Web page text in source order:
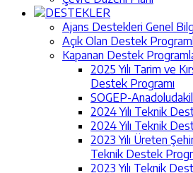
DESTEKLER
Ajans Destekleri Genel
Açık Olan Destek
Kapanan Destek
2025 Yılı Tarim ve
Destek Programı
SOGEP-
2024 Yılı Teknik
2024 Yılı Teknik
2023 Yılı Üreten
Teknik Destek
2023 Yılı Teknik